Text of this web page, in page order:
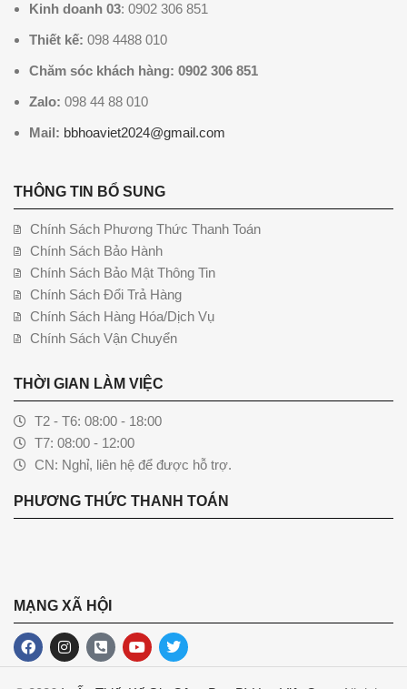
Kinh doanh 03: 0902 306 851
Thiết kế: 098 4488 010
Chăm sóc khách hàng: 0902 306 851
Zalo: 098 44 88 010
Mail: bbhoaviet2024@gmail.com
THÔNG TIN BỔ SUNG
Chính Sách Phương Thức Thanh Toán
Chính Sách Bảo Hành
Chính Sách Bảo Mật Thông Tin
Chính Sách Đổi Trả Hàng
Chính Sách Hàng Hóa/Dịch Vụ
Chính Sách Vận Chuyển
THỜI GIAN LÀM VIỆC
T2 - T6: 08:00 - 18:00
T7: 08:00 - 12:00
CN: Nghỉ, liên hệ để được hỗ trợ.
PHƯƠNG THỨC THANH TOÁN
MẠNG XÃ HỘI